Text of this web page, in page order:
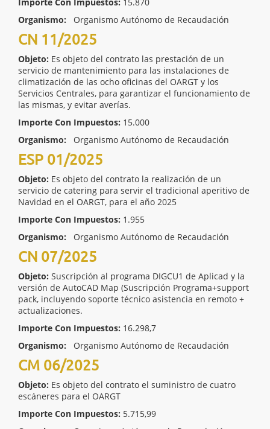
Organismo:
Organismo Autónomo de Recaudación
CN 11/2025
Objeto: Es objeto del contrato las prestación de un
servicio de mantenimiento para las instalaciones de
climatización de las ocho oficinas del OARGT y los
Servicios Centrales, para garantizar el funcionamiento de
las mismas, y evitar averías.
Importe Con Impuestos: 15.000
Organismo:
Organismo Autónomo de Recaudación
ESP 01/2025
Objeto: Es objeto del contrato la realización de un
servicio de catering para servir el tradicional aperitivo de
Navidad en el OARGT, para el año 2025
Importe Con Impuestos: 1.955
Organismo:
Organismo Autónomo de Recaudación
CN 07/2025
Objeto: Suscripción al programa DIGCU1 de Aplicad y la
versión de AutoCAD Map (Suscripción Programa+support
pack, incluyendo soporte técnico asistencia en remoto +
actualizaciones.
Importe Con Impuestos: 16.298,7
Organismo:
Organismo Autónomo de Recaudación
CM 06/2025
Objeto: Es objeto del contrato el suministro de cuatro
escáneres para el OARGT
Importe Con Impuestos: 5.715,99